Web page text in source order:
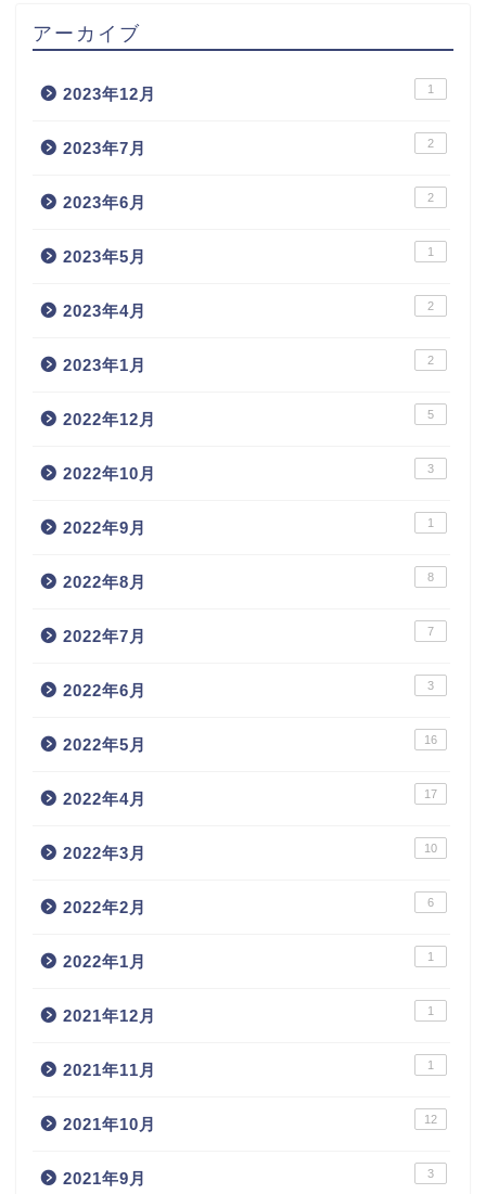
アーカイブ
2023年12月 1
2023年7月 2
2023年6月 2
2023年5月 1
2023年4月 2
2023年1月 2
2022年12月 5
2022年10月 3
2022年9月 1
2022年8月 8
2022年7月 7
2022年6月 3
2022年5月 16
2022年4月 17
2022年3月 10
2022年2月 6
2022年1月 1
2021年12月 1
2021年11月 1
2021年10月 12
2021年9月 3